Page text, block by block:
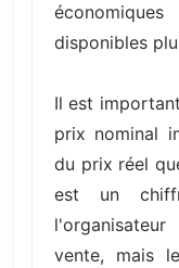
disponibles
Il est
prix nominal
du prix réel
est un
vente, mais